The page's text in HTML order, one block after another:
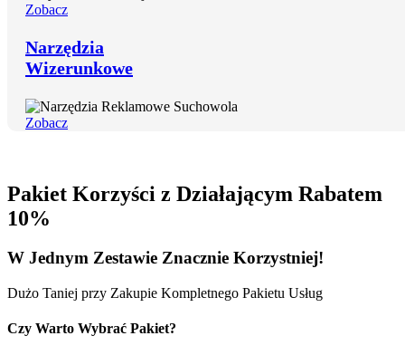
Zobacz
Narzędzia
Wizerunkowe
Zobacz
Pakiet Korzyści z Działającym Rabatem
10%
W Jednym Zestawie Znacznie Korzystniej!
Dużo Taniej przy Zakupie Kompletnego Pakietu Usług
Czy Warto Wybrać Pakiet?